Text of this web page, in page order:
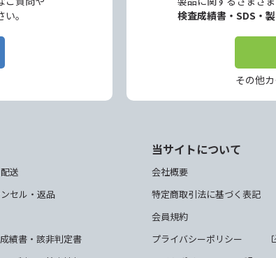
。
検査成績書・SDS・
その他
送
セル・返品
績書・該非判定書
当サイトについて
会社概要
特定商取引法に基づく表記
会員規約
プライバシーポリシー